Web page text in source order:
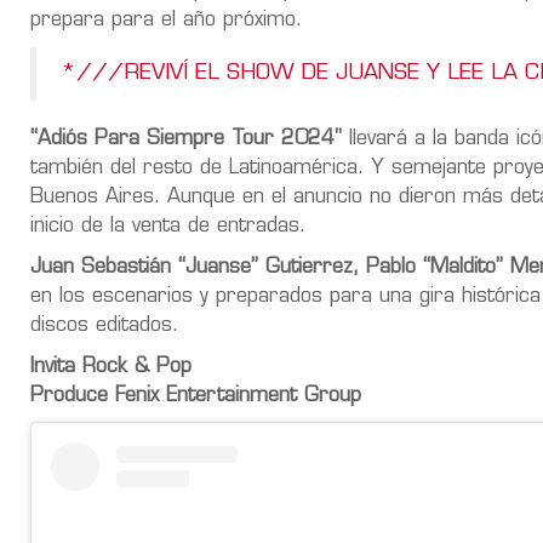
prepara para el año próximo.
*///REVIVÍ EL SHOW DE JUANSE Y LEE LA
“Adiós Para Siempre Tour 2024" llevará a la banda
también del resto de Latinoamérica. Y semejante
Buenos Aires. Aunque en el anuncio no dieron más
inicio de la venta de entradas.
Juan Sebastián “Juanse” Gutierrez, Pablo “Maldito”
en los escenarios y preparados para una gira
discos editados.
Invita Rock & Pop
Produce Fenix Entertainment Group